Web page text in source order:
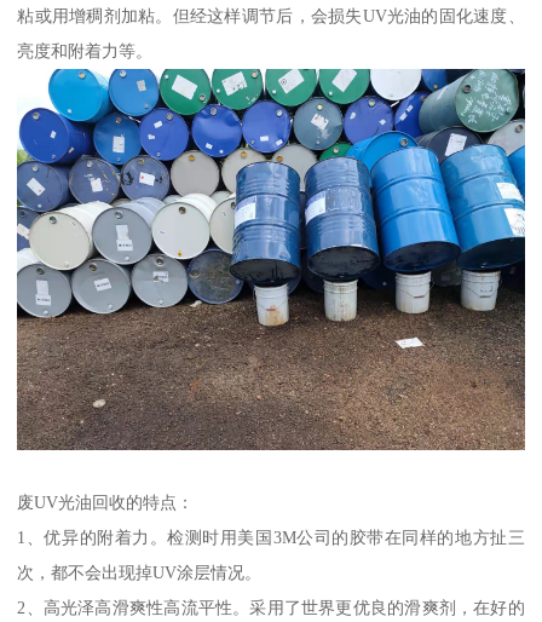
粘或用增稠剂加粘。但经这样调节后，会损失UV光油的固化速度、
亮度和附着力等。
废UV光油回收的特点：
1、优异的附着力。检测时用美国3M公司的胶带在同样的地方扯三
次，都不会出现掉UV涂层情况。
2、高光泽高滑爽性高流平性。采用了世界更优良的滑爽剂，在好的